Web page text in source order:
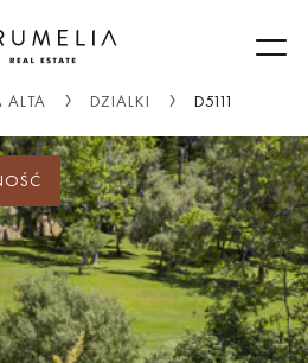
ALTA DZIALKI D5111